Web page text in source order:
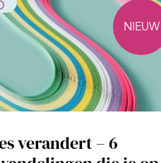
NIEUW
verandert – 6